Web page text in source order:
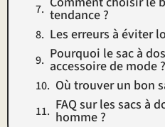
tendance ?
Les erreurs à éviter
Pourquoi le sac à
accessoire de mode ?
Où trouver un bon
FAQ sur les sacs à
homme ?